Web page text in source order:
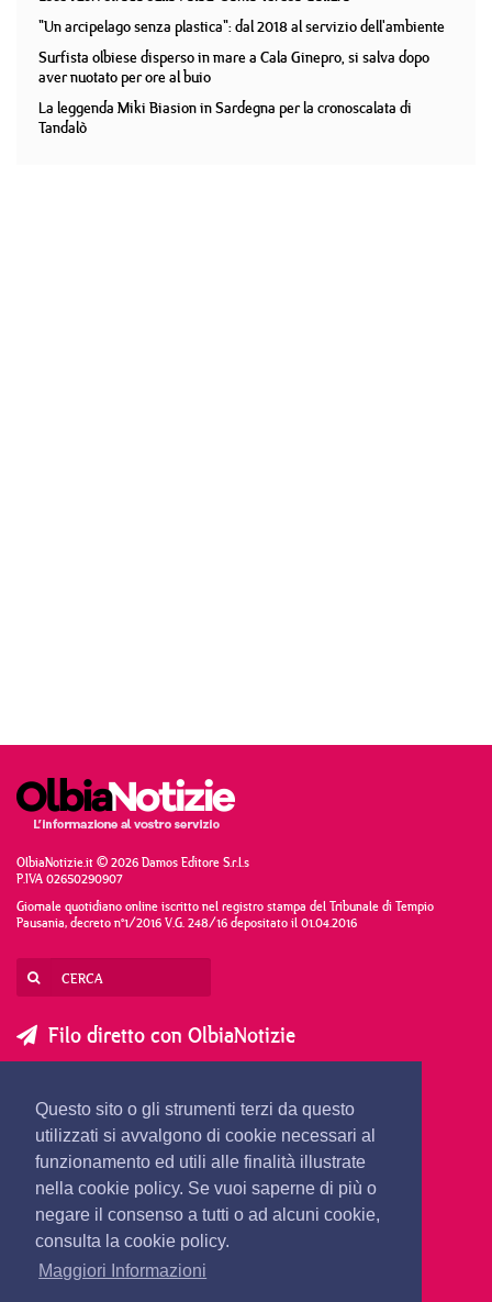
Questo sito o gli strumenti terzi da questo
utilizzati si avvalgono di cookie necessari al
funzionamento ed utili alle finalità illustrate
nella cookie policy. Se vuoi saperne di più o
negare il consenso a tutti o ad alcuni cookie,
consulta la cookie policy.
Maggiori Informazioni
"Un arcipelago senza plastica": dal 2018 al servizio dell'ambiente
Surfista olbiese disperso in mare a Cala Ginepro, si salva dopo
aver nuotato per ore al buio
La leggenda Miki Biasion in Sardegna per la cronoscalata di
Tandalò
OlbiaNotizie.it © 2026 Damos Editore S.r.l.s
P.IVA 02650290907
Giornale quotidiano online iscritto nel registro stampa del Tribunale di Tempio
Pausania, decreto n°1/2016 V.G. 248/16 depositato il 01.04.2016
Filo diretto con OlbiaNotizie
SEGNALA UNA NOTIZIA
SEGNALA UN EVENTO
redazione@olbianotizie.it